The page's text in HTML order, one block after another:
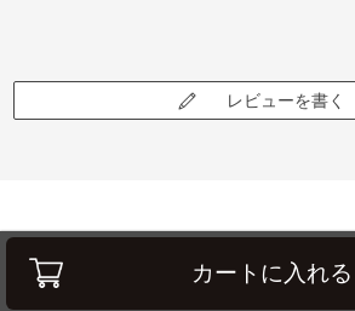
カートに入れる
レビューを書く